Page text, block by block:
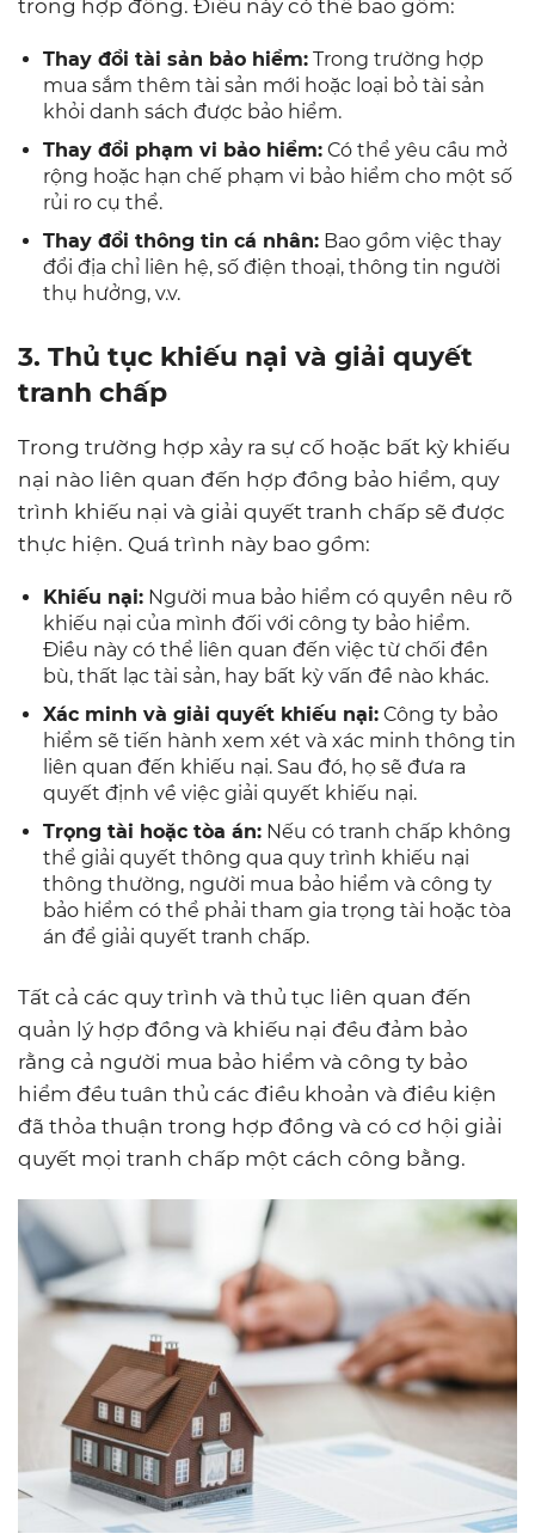
trong hợp đồng. Điều này có thể bao gồm:
Thay đổi tài sản bảo hiểm: Trong trường hợp
mua sắm thêm tài sản mới hoặc loại bỏ tài sản
khỏi danh sách được bảo hiểm.
Thay đổi phạm vi bảo hiểm: Có thể yêu cầu mở
rộng hoặc hạn chế phạm vi bảo hiểm cho một số
rủi ro cụ thể.
Thay đổi thông tin cá nhân: Bao gồm việc thay
đổi địa chỉ liên hệ, số điện thoại, thông tin người
thụ hưởng, v.v.
3. Thủ tục khiếu nại và giải quyết
tranh chấp
Trong trường hợp xảy ra sự cố hoặc bất kỳ khiếu
nại nào liên quan đến hợp đồng bảo hiểm, quy
trình khiếu nại và giải quyết tranh chấp sẽ được
thực hiện. Quá trình này bao gồm:
Khiếu nại: Người mua bảo hiểm có quyền nêu rõ
khiếu nại của mình đối với công ty bảo hiểm.
Điều này có thể liên quan đến việc từ chối đền
bù, thất lạc tài sản, hay bất kỳ vấn đề nào khác.
Xác minh và giải quyết khiếu nại: Công ty bảo
hiểm sẽ tiến hành xem xét và xác minh thông tin
liên quan đến khiếu nại. Sau đó, họ sẽ đưa ra
quyết định về việc giải quyết khiếu nại.
Trọng tài hoặc tòa án: Nếu có tranh chấp không
thể giải quyết thông qua quy trình khiếu nại
thông thường, người mua bảo hiểm và công ty
bảo hiểm có thể phải tham gia trọng tài hoặc tòa
án để giải quyết tranh chấp.
Tất cả các quy trình và thủ tục liên quan đến
quản lý hợp đồng và khiếu nại đều đảm bảo
rằng cả người mua bảo hiểm và công ty bảo
hiểm đều tuân thủ các điều khoản và điều kiện
đã thỏa thuận trong hợp đồng và có cơ hội giải
quyết mọi tranh chấp một cách công bằng.